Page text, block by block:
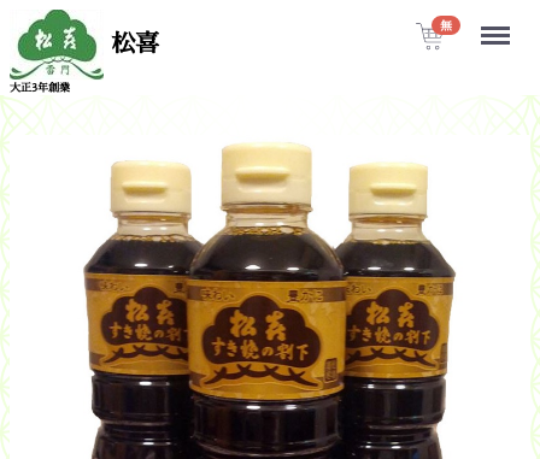
Menu
松喜
大正3年創業
無